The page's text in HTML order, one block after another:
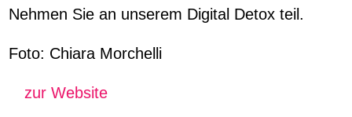
Nehmen Sie an unserem Digital Detox teil.
Foto: Chiara Morchelli
zur Website